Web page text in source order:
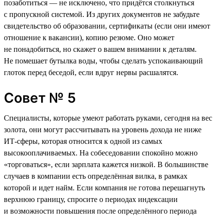
позаботиться — не исключено, что придётся столкнуться
с пропускной системой. Из других документов не забудьте
свидетельство об образовании, сертификаты (если они имеют
отношение к вакансии), копию резюме. Оно может
не понадобиться, но скажет о вашем внимании к деталям.
Не помешает бутылка воды, чтобы сделать успокаивающий
глоток перед беседой, если вдруг нервы расшалятся.
Совет № 5
Специалисты, которые умеют работать руками, сегодня на вес
золота, они могут рассчитывать на уровень дохода не ниже
ИТ-сферы, которая относится к одной из самых
высокооплачиваемых. На собеседовании спокойно можно
«торговаться», если зарплата кажется низкой. В большинстве
случаев в компании есть определённая вилка, в рамках
которой и идет найм. Если компания не готова перешагнуть
верхнюю границу, спросите о периодах индексации
и возможности повышения после определённого периода